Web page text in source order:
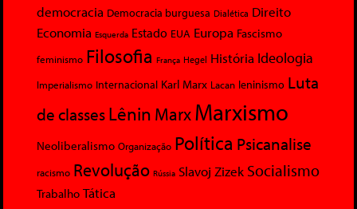
democracia Democracia burguesa Dialética Direito
Economia Esquerda Estado EUA Europa Fascismo
feminismo Filosofia França Hegel História Ideologia
Imperialismo Internacional Karl Marx Lacan leninismo Luta
de classesLênin MarxMarxismo
Neoliberalismo Organização Política Psicanalise
racismo Revolução Rússia Slavoj Zizek Socialismo
Trabalho Tática